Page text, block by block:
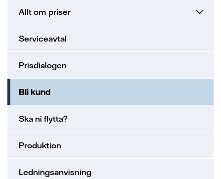
Allt om priser
Serviceavtal
Prisdialogen
Bli kund
Ska ni flytta?
Produktion
Ledningsanvisning